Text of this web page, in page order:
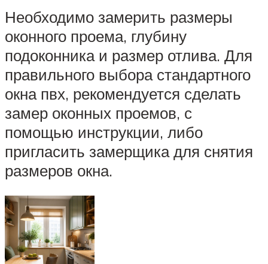
Необходимо замерить размеры
оконного проема, глубину
подоконника и размер отлива. Для
правильного выбора стандартного
окна пвх, рекомендуется сделать
замер оконных проемов, с
помощью инструкции, либо
пригласить замерщика для снятия
размеров окна.